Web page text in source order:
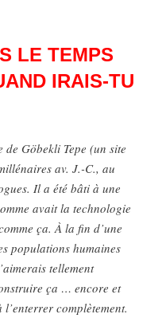
LE TEMPS
IRAIS-TU
de Göbekli Tepe (un site
av. J.-C., au
Il a été bâti à une
avait la technologie
ça. À la fin d’une
populations humaines
tellement
ça … encore et
complètement.